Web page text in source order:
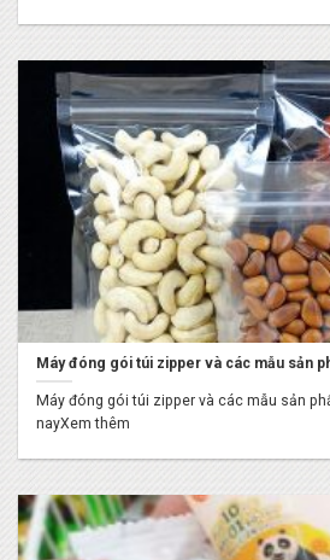
Máy đóng gói túi zipper và các mẫu sản
Máy đóng gói túi zipper và các mẫu sản
nayXem thêm